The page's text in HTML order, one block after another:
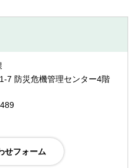
7 防災危機管理センター4階